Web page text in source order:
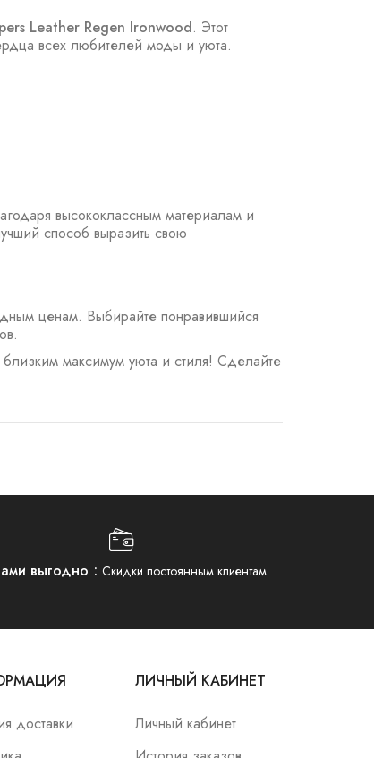
Leather Regen Ironwood. Этот
всех любителей моды и уюта.
высококлассным материалам и
способ выразить свою
ценам. Выбирайте понравившийся
максимум уюта и стиля! Сделайте
выгодно Скидки постоянным клиентам
доставки
ЛИЧНЫЙ КАБИНЕТ
Личный кабинет